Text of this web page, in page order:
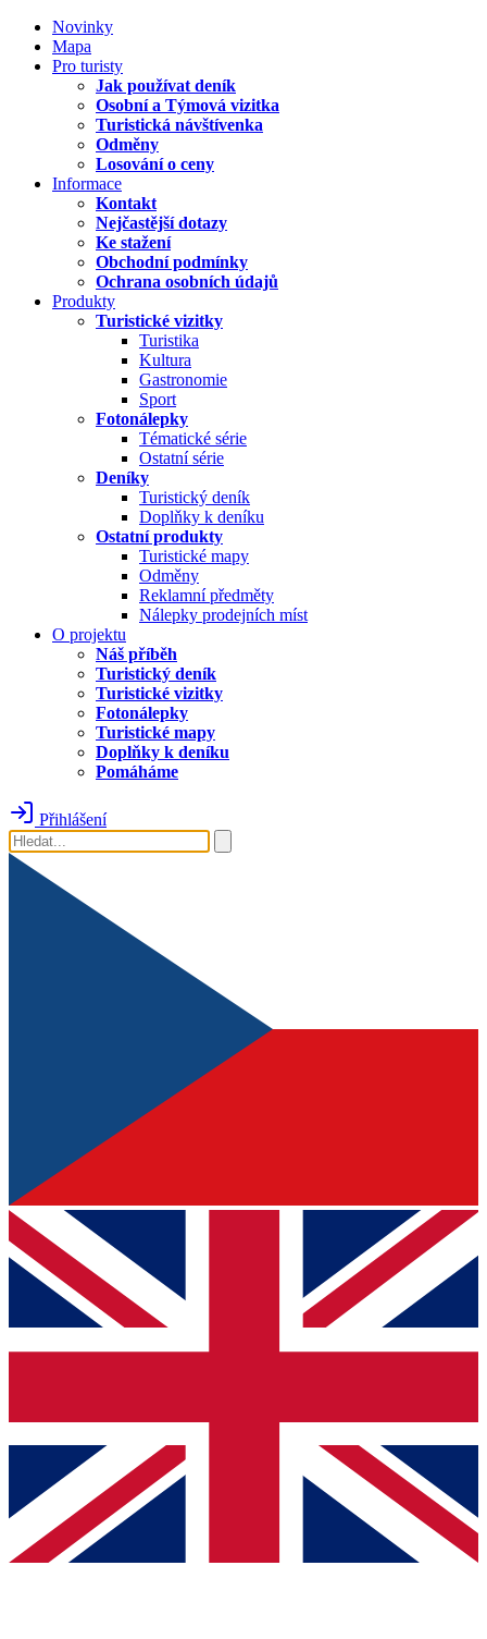
Novinky
Mapa
Pro turisty
Jak používat deník
Osobní a Týmová vizitka
Turistická návštívenka
Odměny
Losování o ceny
Informace
Kontakt
Nejčastější dotazy
Ke stažení
Obchodní podmínky
Ochrana osobních údajů
Produkty
Turistické vizitky
Turistika
Kultura
Gastronomie
Sport
Fotonálepky
Tématické série
Ostatní série
Deníky
Turistický deník
Doplňky k deníku
Ostatní produkty
Turistické mapy
Odměny
Reklamní předměty
Nálepky prodejních míst
O projektu
Náš příběh
Turistický deník
Turistické vizitky
Fotonálepky
Turistické mapy
Doplňky k deníku
Pomáháme
Přihlášení